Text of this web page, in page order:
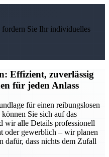
fordern Sie Ihr individuelles
Effizient, zuverlässig
für jeden Anlass
für einen reibungslosen
Sie sich auf das
wir alle Details professionell
oder gewerblich – wir planen
dafür, dass nichts dem Zufall